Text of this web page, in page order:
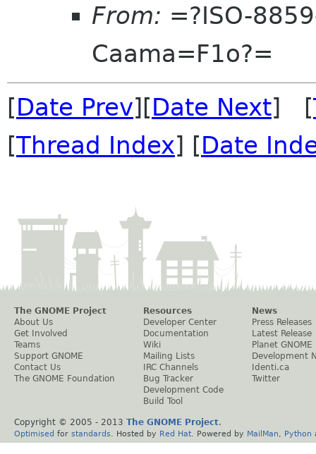
From: =?ISO-
Caama=F1o?=
[Date Prev][Date Next] [
[Thread Index] [Date
The GNOME Project
About Us
Get Involved
Teams
Support GNOME
Contact Us
The GNOME Foundation
Resources
Developer Center
Documentation
Wiki
Mailing Lists
IRC Channels
Bug Tracker
Development Code
Build Tool
News
Press Releases
Latest Release
Planet GNOME
Development
Identi.ca
Twitter
Copyright © 2005 - 2013 The GNOME Project.
Optimised for standards . Hosted by Red Hat . Powered by MailMan Python